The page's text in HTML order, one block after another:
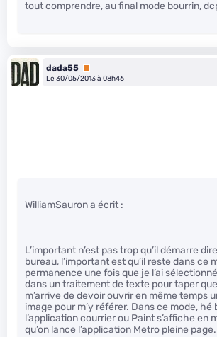
tout comprendre, au final mode bourrin,
dada55 Premium
Le 30/05/2013 à 08h46
WilliamSauron a écrit :
L’important n’est pas trop qu’il démarre
bureau, l’important est qu’il reste dans ce
permanence une fois que je l’ai
dans un traitement de texte pour taper
m’arrive de devoir ouvrir en même temps
image pour m’y référer. Dans ce mode, hé
l’application courrier ou Paint s’affiche en
qu’on lance l’application Metro pleine page.